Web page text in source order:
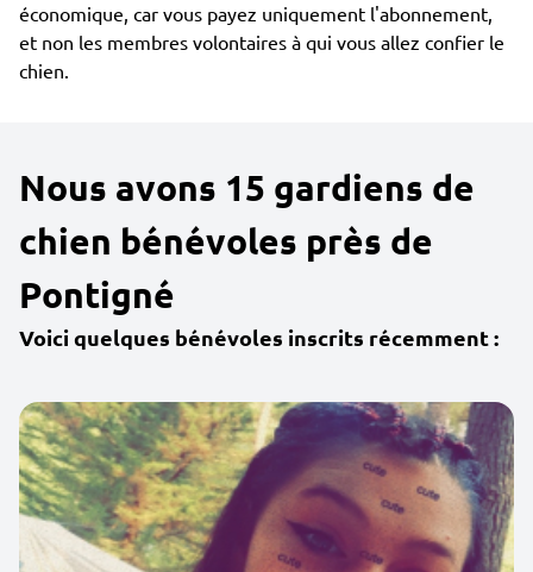
économique, car vous payez uniquement l'abonnement,
et non les membres volontaires à qui vous allez confier le
chien.
Nous avons 15 gardiens de
chien bénévoles près de
Pontigné
Voici quelques bénévoles inscrits récemment :